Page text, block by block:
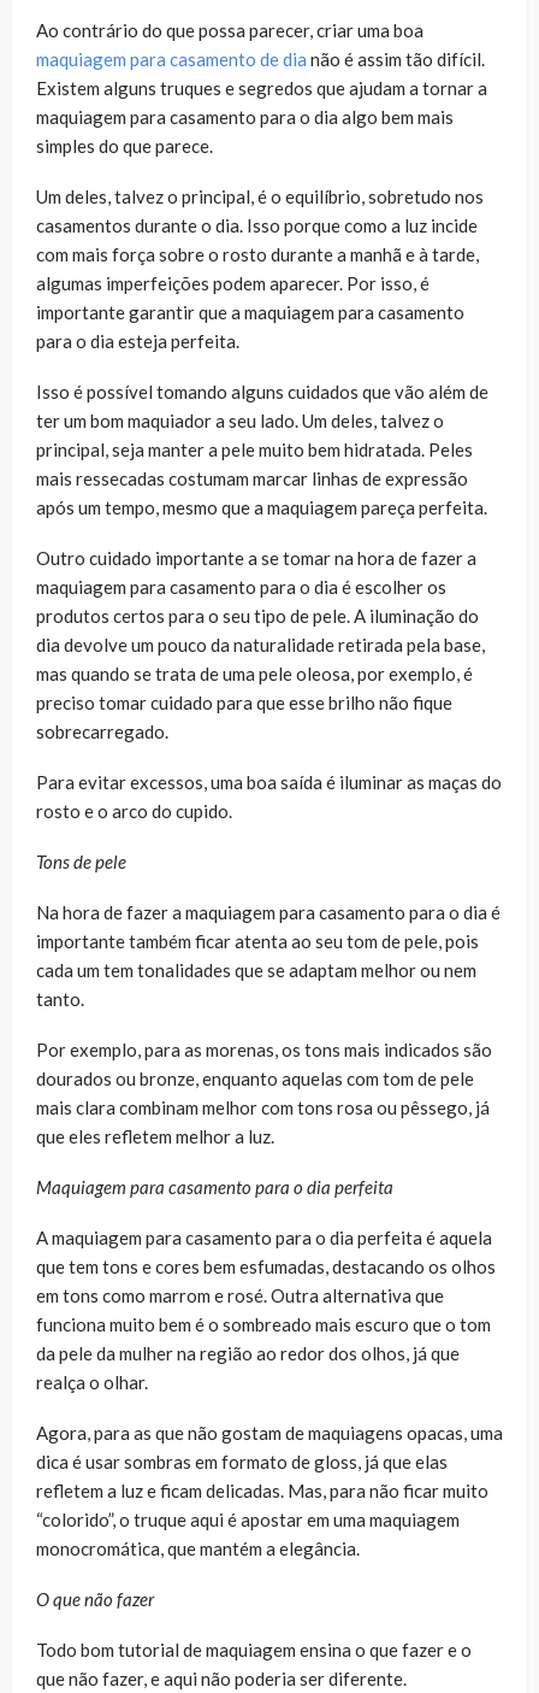
Ao contrário do que possa parecer, criar uma boa
maquiagem para casamento de dia não é assim tão difícil.
Existem alguns truques e segredos que ajudam a tornar a
maquiagem para casamento para o dia algo bem mais
simples do que parece.
Um deles, talvez o principal, é o equilíbrio, sobretudo nos
casamentos durante o dia. Isso porque como a luz incide
com mais força sobre o rosto durante a manhã e à tarde,
algumas imperfeições podem aparecer. Por isso, é
importante garantir que a maquiagem para casamento
para o dia esteja perfeita.
Isso é possível tomando alguns cuidados que vão além de
ter um bom maquiador a seu lado. Um deles, talvez o
principal, seja manter a pele muito bem hidratada. Peles
mais ressecadas costumam marcar linhas de expressão
após um tempo, mesmo que a maquiagem pareça perfeita.
Outro cuidado importante a se tomar na hora de fazer a
maquiagem para casamento para o dia é escolher os
produtos certos para o seu tipo de pele. A iluminação do
dia devolve um pouco da naturalidade retirada pela base,
mas quando se trata de uma pele oleosa, por exemplo, é
preciso tomar cuidado para que esse brilho não fique
sobrecarregado.
Para evitar excessos, uma boa saída é iluminar as maças do
rosto e o arco do cupido.
Tons de pele
Na hora de fazer a maquiagem para casamento para o dia é
importante também ficar atenta ao seu tom de pele, pois
cada um tem tonalidades que se adaptam melhor ou nem
tanto.
Por exemplo, para as morenas, os tons mais indicados são
dourados ou bronze, enquanto aquelas com tom de pele
mais clara combinam melhor com tons rosa ou pêssego, já
que eles refletem melhor a luz.
Maquiagem para casamento para o dia perfeita
A maquiagem para casamento para o dia perfeita é aquela
que tem tons e cores bem esfumadas, destacando os olhos
em tons como marrom e rosé. Outra alternativa que
funciona muito bem é o sombreado mais escuro que o tom
da pele da mulher na região ao redor dos olhos, já que
realça o olhar.
Agora, para as que não gostam de maquiagens opacas, uma
dica é usar sombras em formato de gloss, já que elas
refletem a luz e ficam delicadas. Mas, para não ficar muito
“colorido”, o truque aqui é apostar em uma maquiagem
monocromática, que mantém a elegância.
O que não fazer
Todo bom tutorial de maquiagem ensina o que fazer e o
que não fazer, e aqui não poderia ser diferente.